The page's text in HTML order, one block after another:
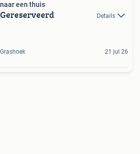
naar een thuis
Gereserveerd Details
Grashoek 21 jul 26